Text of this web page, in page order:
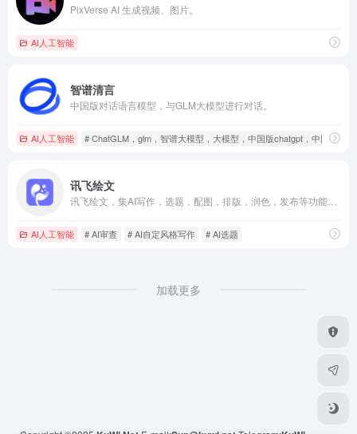
PixVerse AI 生成视频、图片。
AI人工智能
智谱清言
中国版对话语言模型，与GLM大模型进行对话。
AI人工智能 # ChatGLM，glm，智谱大模型，大模型，中国版chatgpt，中国版gpt3
讯飞绘文
AI人工智能 # AI审查 # AI自定风格写作 # AI选题
加载更多